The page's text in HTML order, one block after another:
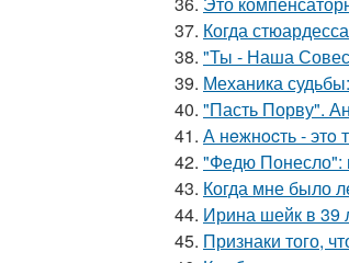
37. Когда
38. "Ты - Наша
39. Механика
40. "Пасть Порву".
41. А нeжнocть - этo
42. "Федю Понесло":
43. Когда мне было
44. Ирина шейк в 39
45. Признаки того,